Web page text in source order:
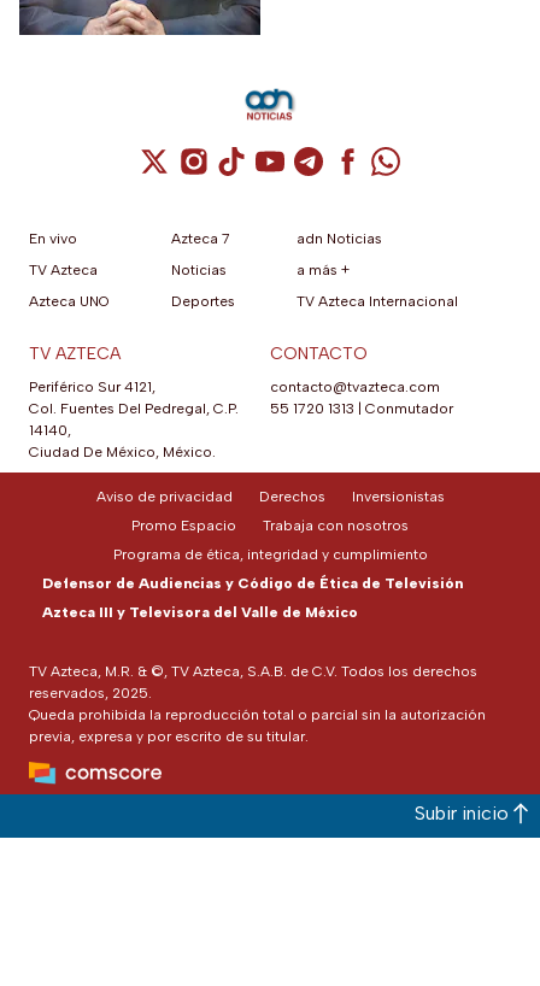
Cuenta de X / Twitter (se abre en una
Cuenta de Instagram (se abre en una
Cuenta de TikTok (se abre en
Cuenta de YouTube (se abre
Cuenta de Telegram (se
Cuenta de
Cuenta de
En vivo
TV Azteca
Azteca UNO
Azteca 7
Noticias
Deportes
adn Noticias
a más +
TV Azteca Internacional
TV AZTECA
Periférico Sur 4121,
Col. Fuentes Del Pedregal, C.P.
14140,
Ciudad De México, México.
CONTACTO
contacto@tvazteca.com
55 1720 1313
Conmutador
TV Azteca, M.R. & ©, TV Azteca, S.A.B. de C.V. Todos los derechos
reservados, 2025.
Queda prohibida la reproducción total o parcial sin la autorización
previa, expresa y por escrito de su titular.
Aviso de privacidad Derechos
Inversionistas
Promo Espacio
Trabaja con nosotros
Programa de ética, integridad y cumplimiento
Defensor de Audiencias y Código de Ética de Televisión
Azteca III y Televisora del Valle de México
Subir inicio